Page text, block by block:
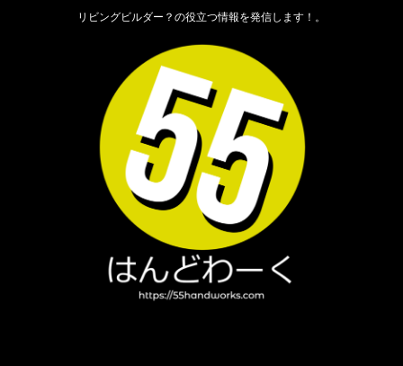
リビングビルダー？の役立つ情報を発信します！。